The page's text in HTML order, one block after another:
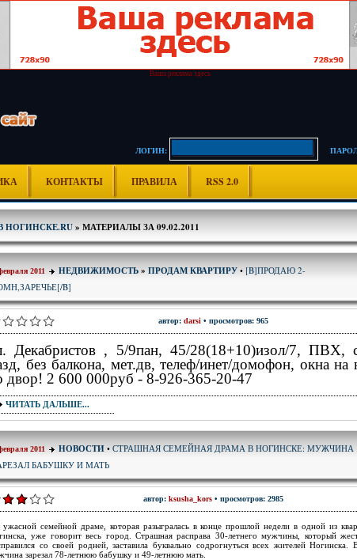
Ваша реклама здесь
ЛОГИН:
КОНТАКТЫ ПРАВИЛА RSS 2.0
НОГИНСКЕ.RU» МАТЕРИАЛЫ ЗА 09.02.2011
2011 НЕДВИЖИМОСТЬ » ПРОДАМ КВАРТИРУ • [B]ПРОДАЮ 2-
B]
автор: darsi • просмотров: 965
Декабристов , 5/9пан, 45/28(18+10)изол/7, ПВХ,
без балкона, мет.дв, телеф/инет/домофон, окна на
двор! 2 600 000руб - 8-926-365-20-47
ЧИТАТЬ ДАЛЬШЕ...
2011 НОВОСТИ • СТРАШНАЯ СЕМЕЙНАЯ ДРАМА В НОГИНСКЕ: МУЖЧИНА
БАБУШКУ И МАТЬ
автор: ksusha_kors • просмотров: 2985
семейной драме, которая разыгралась в конце прошлой недели в одной из
уже говорит весь город. Страшная расправа 30-летнего мужчины, который
со своей родней, заставила буквально содрогнуться всех жителей Ногинска.
зарезал 78-летнюю бабушку и 49-летнюю мать.